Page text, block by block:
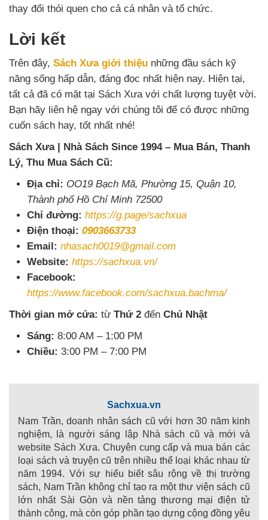
thay đổi thói quen cho cả cá nhân và tổ chức.
Lời kết
Trên đây, Sách Xưa giới thiệu những đầu sách kỹ
năng sống hấp dẫn, đáng đọc nhất hiện nay. Hiện tại,
tất cả đã có mặt tại Sách Xưa với chất lượng tuyệt vời.
Bạn hãy liên hệ ngay với chúng tôi để có được những
cuốn sách hay, tốt nhất nhé!
Sách Xưa | Nhà Sách Since 1994 – Mua Bán, Thanh
Lý, Thu Mua Sách Cũ:
Địa chỉ: OO19 Bạch Mã, Phường 15, Quận 10,
Thành phố Hồ Chí Minh 72500
Chỉ đường: https://g.page/sachxua
Điện thoại: 0903663733
Email: nhasach0019@gmail.com
Website: https://sachxua.vn/
Facebook:
https://www.facebook.com/sachxua.bachma/
Thời gian mở cửa: từ Thứ 2 đến Chủ Nhật
Sáng: 8:00 AM – 1:00 PM
Chiều: 3:00 PM – 7:00 PM
Sachxua.vn
Nam Trần, doanh nhân sách cũ với hơn 30 năm kinh
nghiệm, là người sáng lập Nhà sách cũ và mới và
website Sách Xưa. Chuyên cung cấp và mua bán các
loại sách và truyện cũ trên nhiều thể loại khác nhau từ
năm 1994. Với sự hiểu biết sâu rộng về thị trường
sách, Nam Trần không chỉ tạo ra một thư viện sách cũ
lớn nhất Sài Gòn và nền tảng thương mại điện tử
thành công, mà còn góp phần tạo dựng cộng đồng yêu